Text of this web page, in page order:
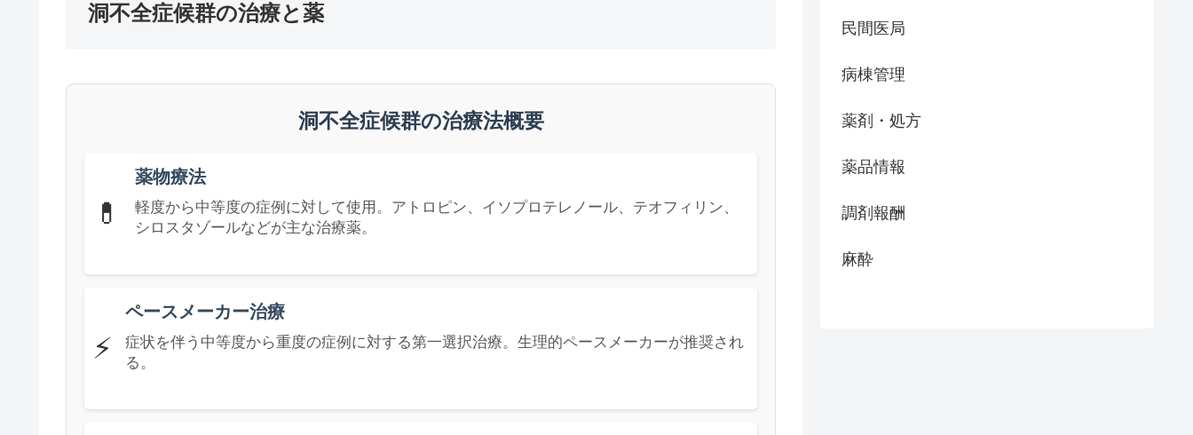
洞不全症候群の治療と薬
洞不全症候群の治療法概要
💊
薬物療法
軽度から中等度の症例に対して使用。アトロピン、イソプロテレノール、テオフィリン、
シロスタゾールなどが主な治療薬。
⚡
ペースメーカー治療
症状を伴う中等度から重度の症例に対する第一選択治療。生理的ペースメーカーが推奨され
る。
民間医局
病棟管理
薬剤・処方
薬品情報
調剤報酬
麻酔